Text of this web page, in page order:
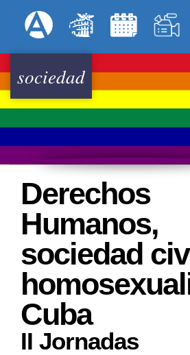
al
Menú Superior
sociedad
Derechos
Humanos,
sociedad
Cuba
II Jornadas